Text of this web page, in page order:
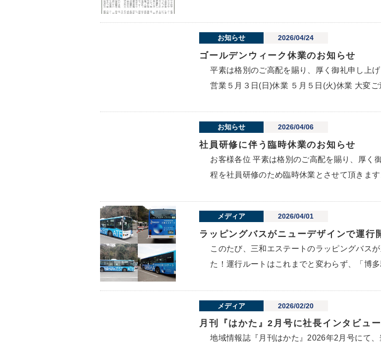
お知らせ 2026/04/24
ゴールデンウィーク休業のお知らせ
平素は格別のご高配を賜り、厚く御礼申し上
営業５月３日(日)休業 ５月５日(火)休業 大変ご
お知らせ 2026/04/06
社員研修に伴う臨時休業のお知らせ
お客様各位 平素は格別のご高配を賜り、厚く
程を社員研修のため臨時休業とさせて頂きま
メディア 2026/04/01
ラッピングバスがニューデザインで運行
このたび、三和エステートのラッピングバス
た！運行ルートはこれまでと変わらず、「博
メディア 2026/02/20
月刊『はかた』2月号に社長インタビュ
地域情報誌『月刊はかた』2026年2月号にて